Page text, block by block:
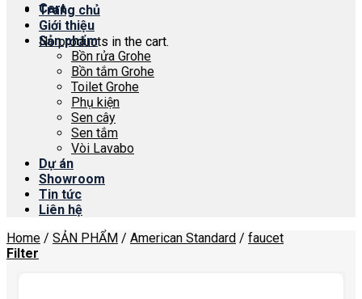
Cart
No products in the cart.
Trang chủ
Giới thiệu
Sản phẩm
Bồn rửa Grohe
Bồn tắm Grohe
Toilet Grohe
Phụ kiện
Sen cây
Sen tắm
Vòi Lavabo
Dự án
Showroom
Tin tức
Liên hệ
Home / SẢN PHẨM / American Standard / faucet
Filter